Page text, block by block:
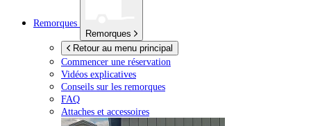
Remorques
Remorques
Retour au menu principal
Commencer une réservation
Vidéos explicatives
Conseils sur les remorques
FAQ
Attaches et accessoires